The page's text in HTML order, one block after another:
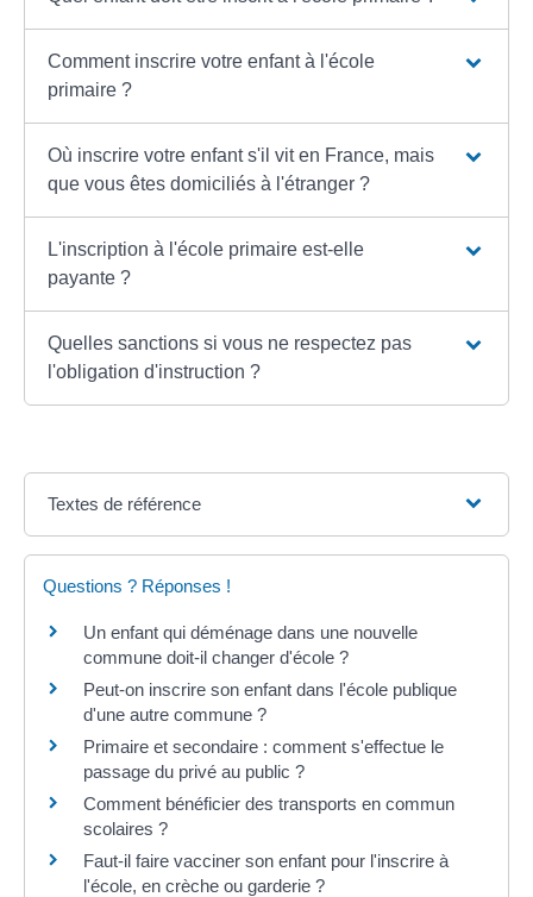
Comment inscrire votre enfant à l'école
primaire ?
Où inscrire votre enfant s'il vit en France, mais
que vous êtes domiciliés à l'étranger ?
L'inscription à l'école primaire est-elle
payante ?
Quelles sanctions si vous ne respectez pas
l'obligation d'instruction ?
Textes de référence
Questions ? Réponses !
Un enfant qui déménage dans une nouvelle
commune doit-il changer d'école ?
Peut-on inscrire son enfant dans l'école publique
d'une autre commune ?
Primaire et secondaire : comment s'effectue le
passage du privé au public ?
Comment bénéficier des transports en commun
scolaires ?
Faut-il faire vacciner son enfant pour l'inscrire à
l'école, en crèche ou garderie ?